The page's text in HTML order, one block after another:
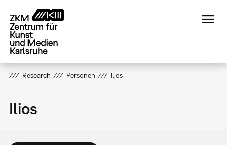
zum
Inhalt
Research Personen Ilios
Ilios